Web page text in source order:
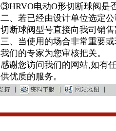
③HRVO电动O形切断球阀 是
二、若已经由设计单位选定
切断球阀型号直接向我司销
三、当使用的场合非常重要
我们的专家为您审核把关。
感谢您访问我们的网站,如有
供优质的服务。